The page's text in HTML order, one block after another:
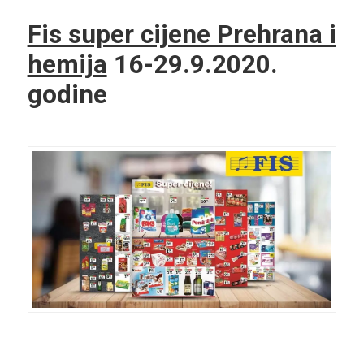
Fis super cijene Prehrana i
hemija 16-29.9.2020.
godine